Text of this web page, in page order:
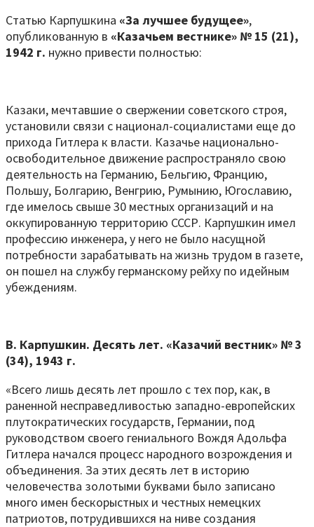
Статью Карпушкина «За лучшее будущее»,
опубликованную в «Казачьем вестнике» № 15 (21),
1942 г. нужно привести полностью:
Казаки, мечтавшие о свержении советского строя,
установили связи с национал-социалистами еще до
прихода Гитлера к власти. Казачье национально-
освободительное движение распространяло свою
деятельность на Германию, Бельгию, Францию,
Польшу, Болгарию, Венгрию, Румынию, Югославию,
где имелось свыше 30 местных организаций и на
оккупированную территорию СССР. Карпушкин имел
профессию инженера, у него не было насущной
потребности зарабатывать на жизнь трудом в газете,
он пошел на службу германскому рейху по идейным
убеждениям.
В. Карпушкин. Десять лет. «Казачий вестник» № 3
(34), 1943 г.
«Всего лишь десять лет прошло с тех пор, как, в
раненной несправедливостью западно-европейских
плутократических государств, Германии, под
руководством своего гениального Вождя Адольфа
Гитлера начался процесс народного возрождения и
объединения. За этих десять лет в историю
человечества золотыми буквами было записано
много имен бескорыстных и честных немецких
патриотов, потрудившихся на ниве создания